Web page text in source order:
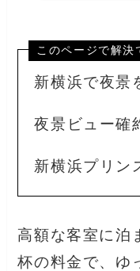
このページで解決
新横浜で夜景
夜景ビュー確
新横浜プリン
高額な客室に泊
杯の料金で、ゆ